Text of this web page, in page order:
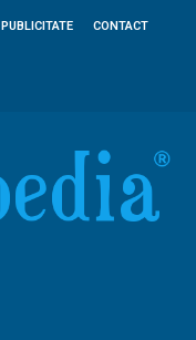
PUBLICITATE CONTACT